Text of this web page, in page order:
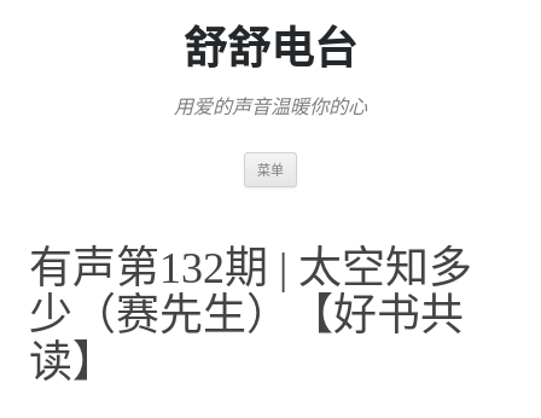
舒舒电台
用爱的声音温暖你的心
菜单
有声第132期 | 太空知多
少（赛先生）【好书共
读】